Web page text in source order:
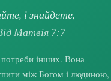
і знайдете,
Матвія 7:7
інших. Вона
між Богом і людиною,